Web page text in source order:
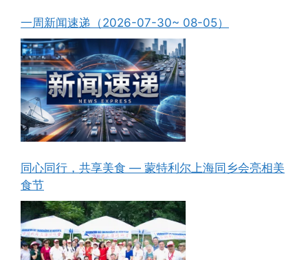
一周新闻速递（2026-07-30~ 08-05）
同心同行，共享美食 — 蒙特利尔上海同乡会亮相美
食节